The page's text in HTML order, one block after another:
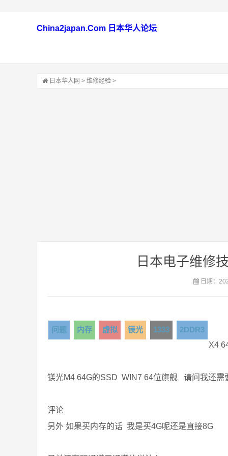
China2japan.Com 日本华人论坛
日本华人网 > 维修经验 >
日本电子维修
日期：
问题 内存 虚拟 镁光 1333
2DDR3
X4
镁光M4 64G的SSD WIN7 64位旗舰 请问我还需
评论
另外 如果买内存的话 我是买4G呢还是直接8G